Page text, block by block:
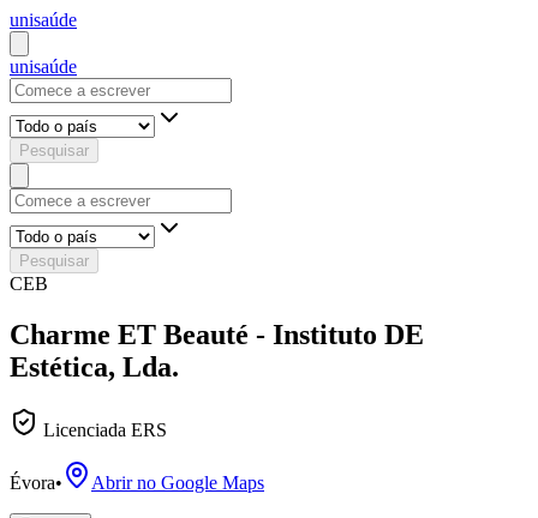
unisaúde
unisaúde
Pesquisar
Pesquisar
CEB
Charme ET Beauté - Instituto DE
Estética, Lda.
Licenciada ERS
Évora• Abrir no Google Maps